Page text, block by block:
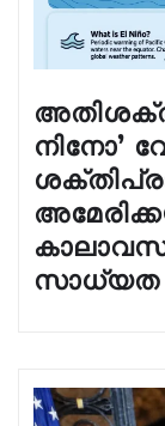
നിനോ’
സാധ്യത